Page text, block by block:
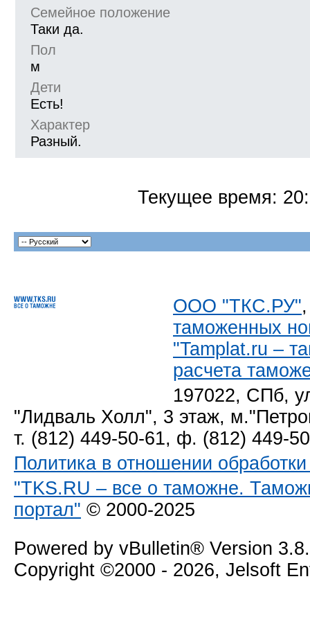
Семейное положение
Таки да.
Пол
м
Дети
Есть!
Характер
Разный.
Текущее время:
ООО "ТКС.РУ"
таможенных
"Tamplat.ru –
расчета
197022, СПб,
"Лидваль Холл", 3 этаж,
т. (812) 449-50-61, ф. (812) 449-
Политика в отношении
"TKS.RU – все о таможне.
портал" © 2000-2025
Powered by vBulletin® Version
Copyright ©2000 - 2026, Jelsoft